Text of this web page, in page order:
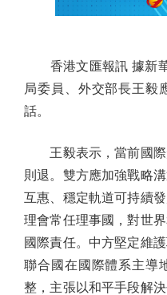
香港文匯報訊 據新華
局委員、外交部長王毅
話。
王毅表示，當前國際
則退。雙方應加強戰略
互惠、穩定軌道可持續
理會常任理事國，對世
國際責任。中方堅定維
聯合國在國際體系主導
整，主張以和平手段解